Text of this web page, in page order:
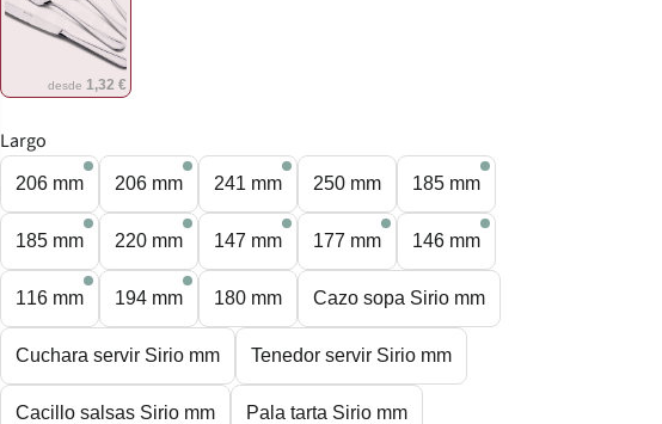
desde 1,32 €
Largo
206 mm 206 mm 241 mm 250 mm 185 mm
185 mm 220 mm 147 mm 177 mm 146 mm
116 mm 194 mm 180 mm Cazo sopa Sirio mm
Cuchara servir Sirio mm Tenedor servir Sirio mm
Cacillo salsas Sirio mm Pala tarta Sirio mm